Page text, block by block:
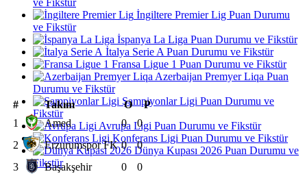
ve Fikstür
İngiltere Premier Lig Puan Durumu
ve Fikstür
İspanya La Liga Puan Durumu ve Fikstür
İtalya Serie A Puan Durumu ve Fikstür
Fransa Ligue 1 Puan Durumu ve Fikstür
Azerbaijan Premyer Liqa Puan
Durumu ve Fikstür
Şampiyonlar Ligi Puan Durumu ve
Fikstür
Avrupa Ligi Puan Durumu ve Fikstür
Konferans Ligi Puan Durumu ve Fikstür
Dünya Kupası 2026 Puan Durumu ve
Fikstür
# Takım O
P
1
Amed 0
0
2
Erzurumspor FK 0
0
3
Başakşehir 0
0